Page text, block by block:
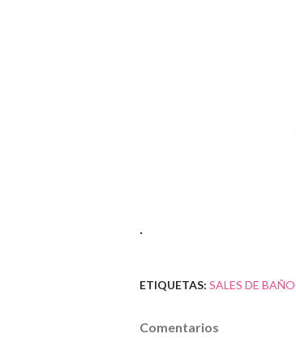
.
ETIQUETAS: SALES DE BAÑO
Comentarios